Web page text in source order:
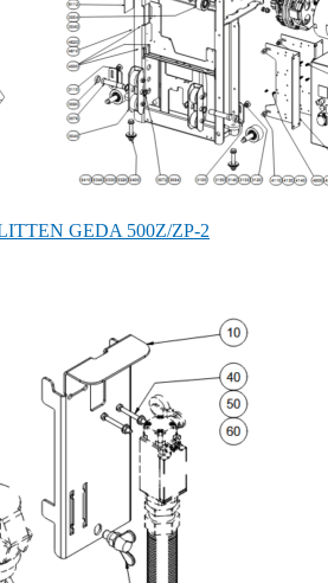
GEDA 500Z/ZP-2